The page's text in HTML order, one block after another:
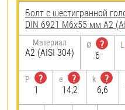
Болт с шестигранной
DIN 6921 М6х55 мм А2
Материал
А2 (AISI 304)
Ø
?
6
L
P
?
1
e
?
14,2
k
?
6,6